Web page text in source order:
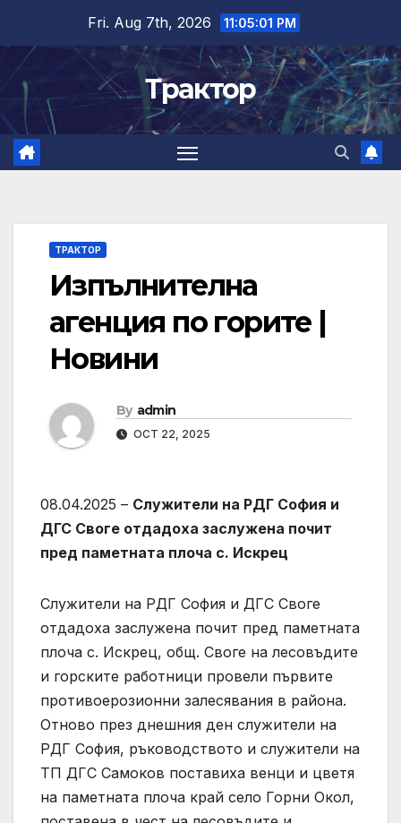
content
Fri. Aug 7th, 2026 11:05:02 PM
Трактор
ТРАКТОР
Изпълнителна
агенция по горите |
Новини
By admin
OCT 22, 2025
08.04.2025 – Служители на РДГ София и
ДГС Своге отдадоха заслужена почит
пред паметната плоча с. Искрец
Служители на РДГ София и ДГС Своге
отдадоха заслужена почит пред паметната
плоча с. Искрец, общ. Своге на лесовъдите
и горските работници провели първите
противоерозионни залесявания в района.
Отново през днешния ден служители на
РДГ София, ръководството и служители на
ТП ДГС Самоков поставиха венци и цветя
на паметната плоча край село Горни Окол,